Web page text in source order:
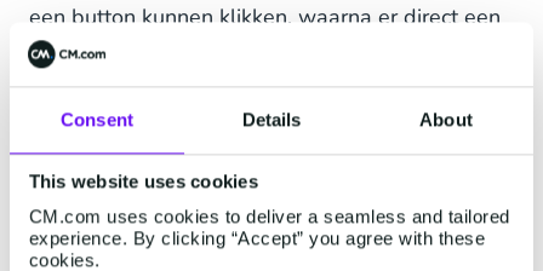
Consent Details About
This website uses cookies
CM.com uses cookies to deliver a seamless and tailored
experience. By clicking “Accept” you agree with these
cookies.
een button kunnen klikken, waarna er direct een
WhatsApp-gesprek begint op hun mobiele
telefoon of via WhatsApp Web op hun pc, dan
voelt het proces veel soepeler aan en maakt je
merk een goede indruk.